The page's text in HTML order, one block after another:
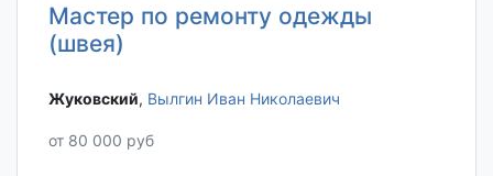
Мастер по ремонту одежды
(швея)
Жуковский‎, Вылгин Иван Николаевич
от 80 000 руб